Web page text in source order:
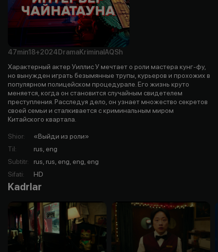
47min18+2024 DramaKriminal AQSh
Характерный актер Уиллис У мечтает о роли мастера кунг-фу,
но вынужден играть безымянные трупы, курьеров и прохожих в
популярном полицейском процедурале. Его жизнь круто
меняется, когда он становится случайным свидетелем
преступления. Расследуя дело, он узнает множество секретов
своей семьи и сталкивается с криминальным миром
Китайского квартала.
Shior:
«Выйди из роли»
Til:
rus, eng
Subtitr:
rus, rus, eng, eng, eng
Sifati: HD
Kadrlar